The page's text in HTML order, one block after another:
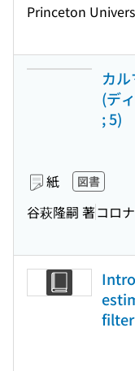
Princeton
カ
(デ
; 5)
紙 図書
谷萩隆嗣 著コロ